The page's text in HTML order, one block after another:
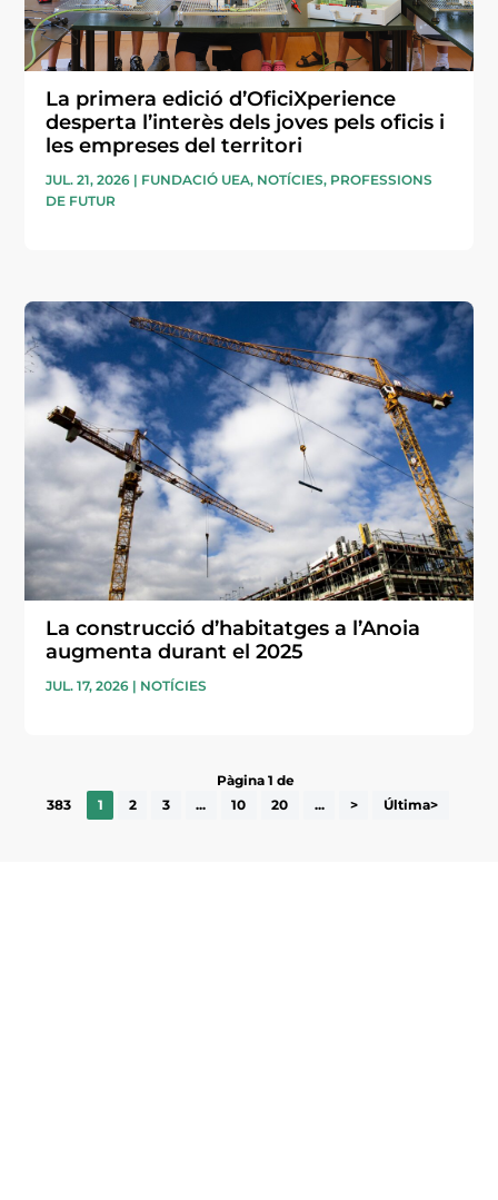
La primera edició d’OficiXperience
desperta l’interès dels joves pels oficis i
les empreses del territori
JUL. 21, 2026 | FUNDACIÓ UEA, NOTÍCIES, PROFESSIONS
DE FUTUR
La construcció d’habitatges a l’Anoia
augmenta durant el 2025
JUL. 17, 2026 | NOTÍCIES
Pàgina 1 de
383
1 2 3 ... 10 20 ... > Última>